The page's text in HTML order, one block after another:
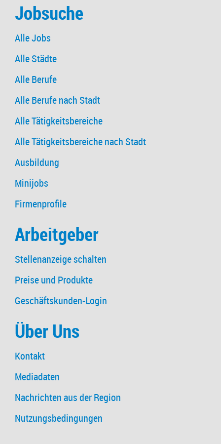
Jobsuche
Alle Jobs
Alle Städte
Alle Berufe
Alle Berufe nach Stadt
Alle Tätigkeitsbereiche
Alle Tätigkeitsbereiche nach Stadt
Ausbildung
Minijobs
Firmenprofile
Arbeitgeber
Stellenanzeige schalten
Preise und Produkte
Geschäftskunden-Login
Über Uns
Kontakt
Mediadaten
Nachrichten aus der Region
Nutzungsbedingungen